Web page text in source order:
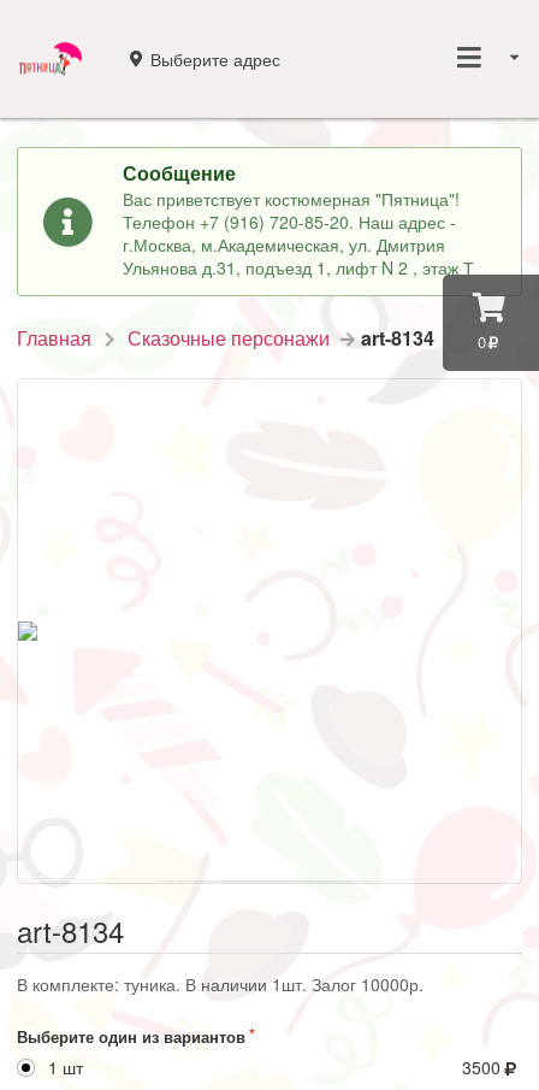
0
Выберите адрес
Сообщение
Вас приветствует костюмерная "Пятница"!
Телефон +7 (916) 720-85-20. Наш адрес -
г.Москва, м.Академическая, ул. Дмитрия
Ульянова д.31, подъезд 1, лифт N 2 , этаж Т
Главная Сказочные персонажи art-8134
art-8134
В комплекте: туника. В наличии 1шт. Залог 10000р.
Выберите один из вариантов
1 шт 3500